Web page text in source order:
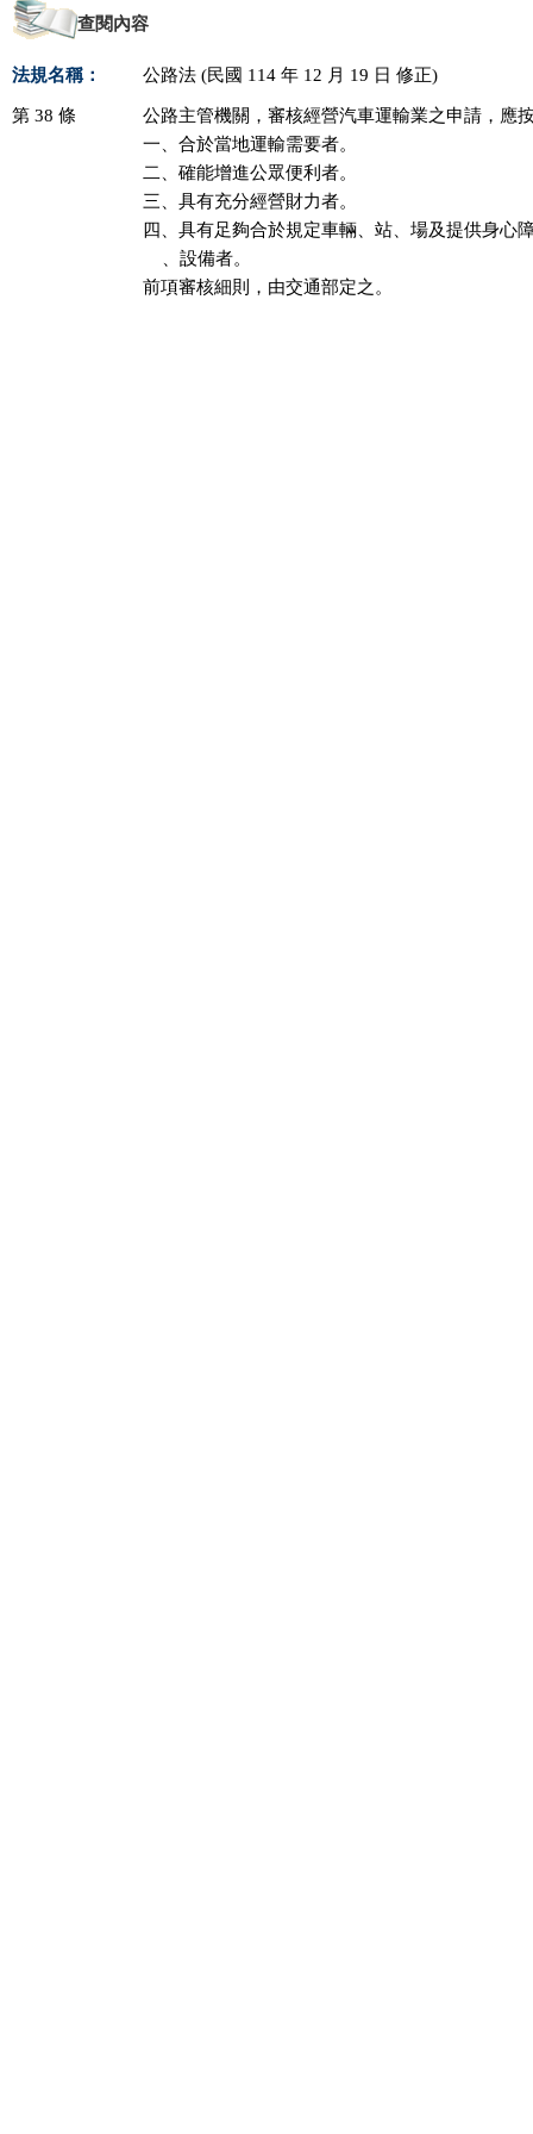
查閱內容
法規名稱： 公路法 (民國 114 年 12 月 19 日 修正)
第 38 條
公路主管機關，審核經營汽車運輸業之申請，應
一、合於當地運輸需要者。
二、確能增進公眾便利者。
三、具有充分經營財力者。
四、具有足夠合於規定車輛、站、場及提供身心
    、設備者。
前項審核細則，由交通部定之。